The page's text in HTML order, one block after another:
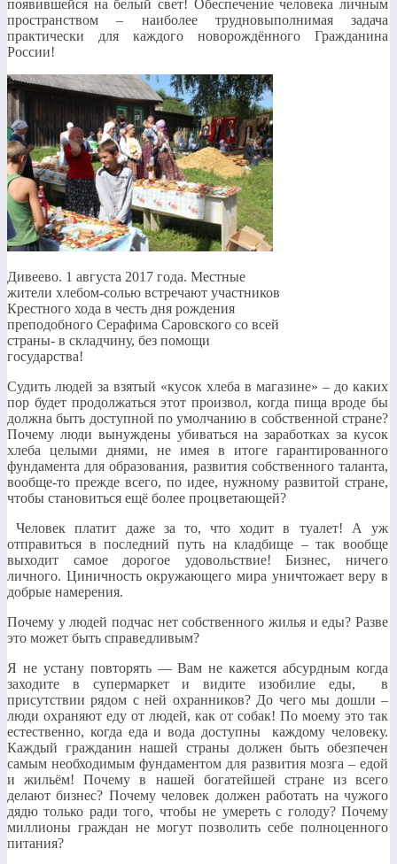
появившейся на белый свет! Обеспечение человека личным
пространством – наиболее трудновыполнимая задача
практически для каждого новорождённого Гражданина
России!
Дивеево. 1 августа 2017 года. Местные
жители хлебом-солью встречают участников
Крестного хода в честь дня рождения
преподобного Серафима Саровского со всей
страны- в складчину, без помощи
государства!
Судить людей за взятый «кусок хлеба в магазине» – до каких
пор будет продолжаться этот произвол, когда пища вроде бы
должна быть доступной по умолчанию в собственной стране?
Почему люди вынуждены убиваться на заработках за кусок
хлеба целыми днями, не имея в итоге гарантированного
фундамента для образования, развития собственного таланта,
вообще-то прежде всего, по идее, нужному развитой стране,
чтобы становиться ещё более процветающей?
Человек платит даже за то, что ходит в туалет! А уж
отправиться в последний путь на кладбище – так вообще
выходит самое дорогое удовольствие! Бизнес, ничего
личного. Циничность окружающего мира уничтожает веру в
добрые намерения.
Почему у людей подчас нет собственного жилья и еды? Разве
это может быть справедливым?
Я не устану повторять — Вам не кажется абсурдным когда
заходите в супермаркет и видите изобилие еды, в
присутствии рядом с ней охранников? До чего мы дошли –
люди охраняют еду от людей, как от собак! По моему это так
естественно, когда еда и вода доступны каждому человеку.
Каждый гражданин нашей страны должен быть обезпечен
самым необходимым фундаментом для развития мозга – едой
и жильём! Почему в нашей богатейшей стране из всего
делают бизнес? Почему человек должен работать на чужого
дядю только ради того, чтобы не умереть с голоду? Почему
миллионы граждан не могут позволить себе полноценного
питания?